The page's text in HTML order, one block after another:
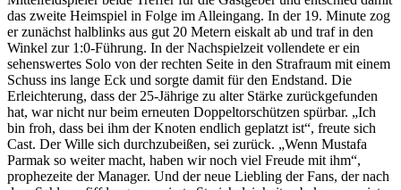
das zweite Heimspiel in Folge im Alleingang. In der 19. Minute zog
er zunächst halblinks aus gut 20 Metern eiskalt ab und traf in den
Winkel zur 1:0-Führung. In der Nachspielzeit vollendete er ein
sehenswertes Solo von der rechten Seite in den Strafraum mit einem
Schuss ins lange Eck und sorgte damit für den Endstand. Die
Erleichterung, dass der 25-Jährige zu alter Stärke zurückgefunden
hat, war nicht nur beim erneuten Doppeltorschützen spürbar. „Ich
bin froh, dass bei ihm der Knoten endlich geplatzt ist“, freute sich
Cast. Der Wille sich durchzubeißen, sei zurück. „Wenn Mustafa
Parmak so weiter macht, haben wir noch viel Freude mit ihm“,
prophezeite der Manager. Und der neue Liebling der Fans, der nach